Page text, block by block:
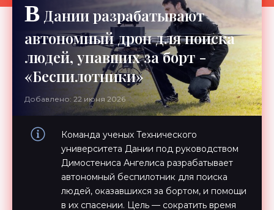
В Дании разрабатывают
автономный дрон для поиска
людей, упавших за борт -
«Беспилотники»
Добавлено: 22 июня 2026
Команда ученых Технического
университета Дании под руководством
Димостениса Ангелиса разрабатывает
автономный беспилотник для поиска
людей, оказавшихся за бортом, и помощи
в их спасении. Цель — сократить время